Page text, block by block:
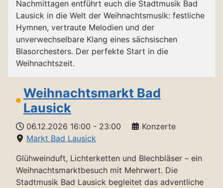
Nachmittagen entführt euch die Stadtmusik Bad
Lausick in die Welt der Weihnachtsmusik: festliche
Hymnen, vertraute Melodien und der
unverwechselbare Klang eines sächsischen
Blasorchesters. Der perfekte Start in die
Weihnachtszeit.
Weihnachtsmarkt Bad
Lausick
06.12.2026 16:00 - 23:00
Konzerte
Markt Bad Lausick
Glühweinduft, Lichterketten und Blechbläser – ein
Weihnachtsmarktbesuch mit Mehrwert. Die
Stadtmusik Bad Lausick begleitet das adventliche